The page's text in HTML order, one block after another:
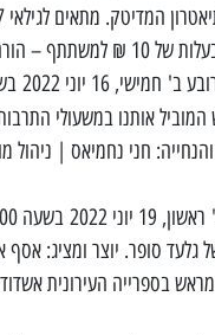
המדיטק. מתאים לגילאי 3-7.
הפעילות מותאמת לילדים עם וללא צרכים
2022 בשעה 17:15.
המוביל אותנו במשעולי
חני נחמיאס | ניהול
מחיר 20 ₪.
סופר. יוצר ומציג: אסף
בספרייה העירונית